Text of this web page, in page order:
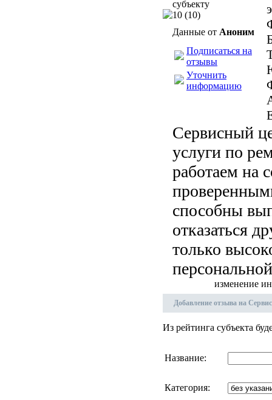
10 (10)
Данные от Аноним
Подписаться на
отзывы
Уточнить
информацию
Сервисный
услуги по
работаем на
способны
отказаться
только
изменение
Добавление отзыва на
Из рейтинга субъекта
Название:
Категория: